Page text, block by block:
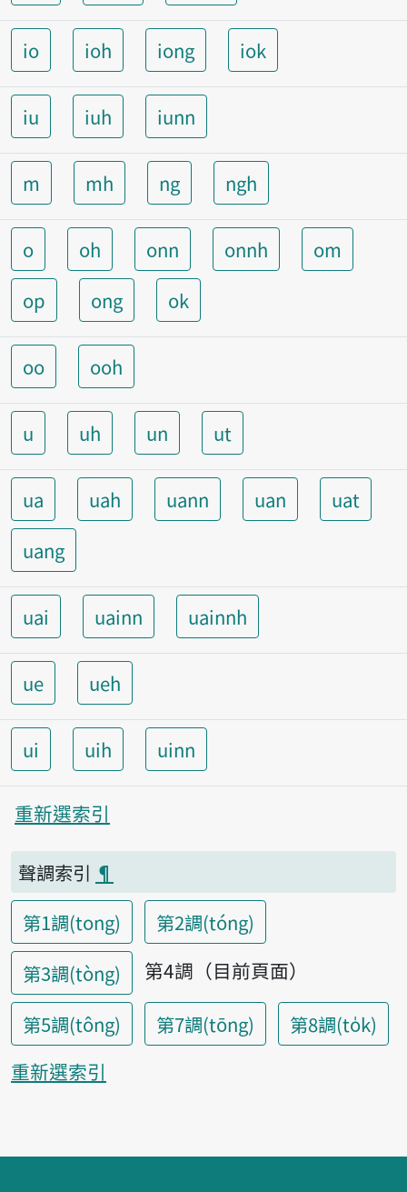
io ioh iong iok
iu iuh iunn
m mh ng ngh
o oh onn onnh
om
op
ong ok
oo ooh
u uh un ut
ua uah uann uan
uat
uang
uai uainn uainnh
ue ueh
ui uih uinn
重新選索引
聲調索引 ¶
第1調(tong)
第2調(tóng)
第3調(tòng)
第4調（目前頁面）
第5調(tông)
第7調(tōng)
第8調(to̍k)
重新選索引